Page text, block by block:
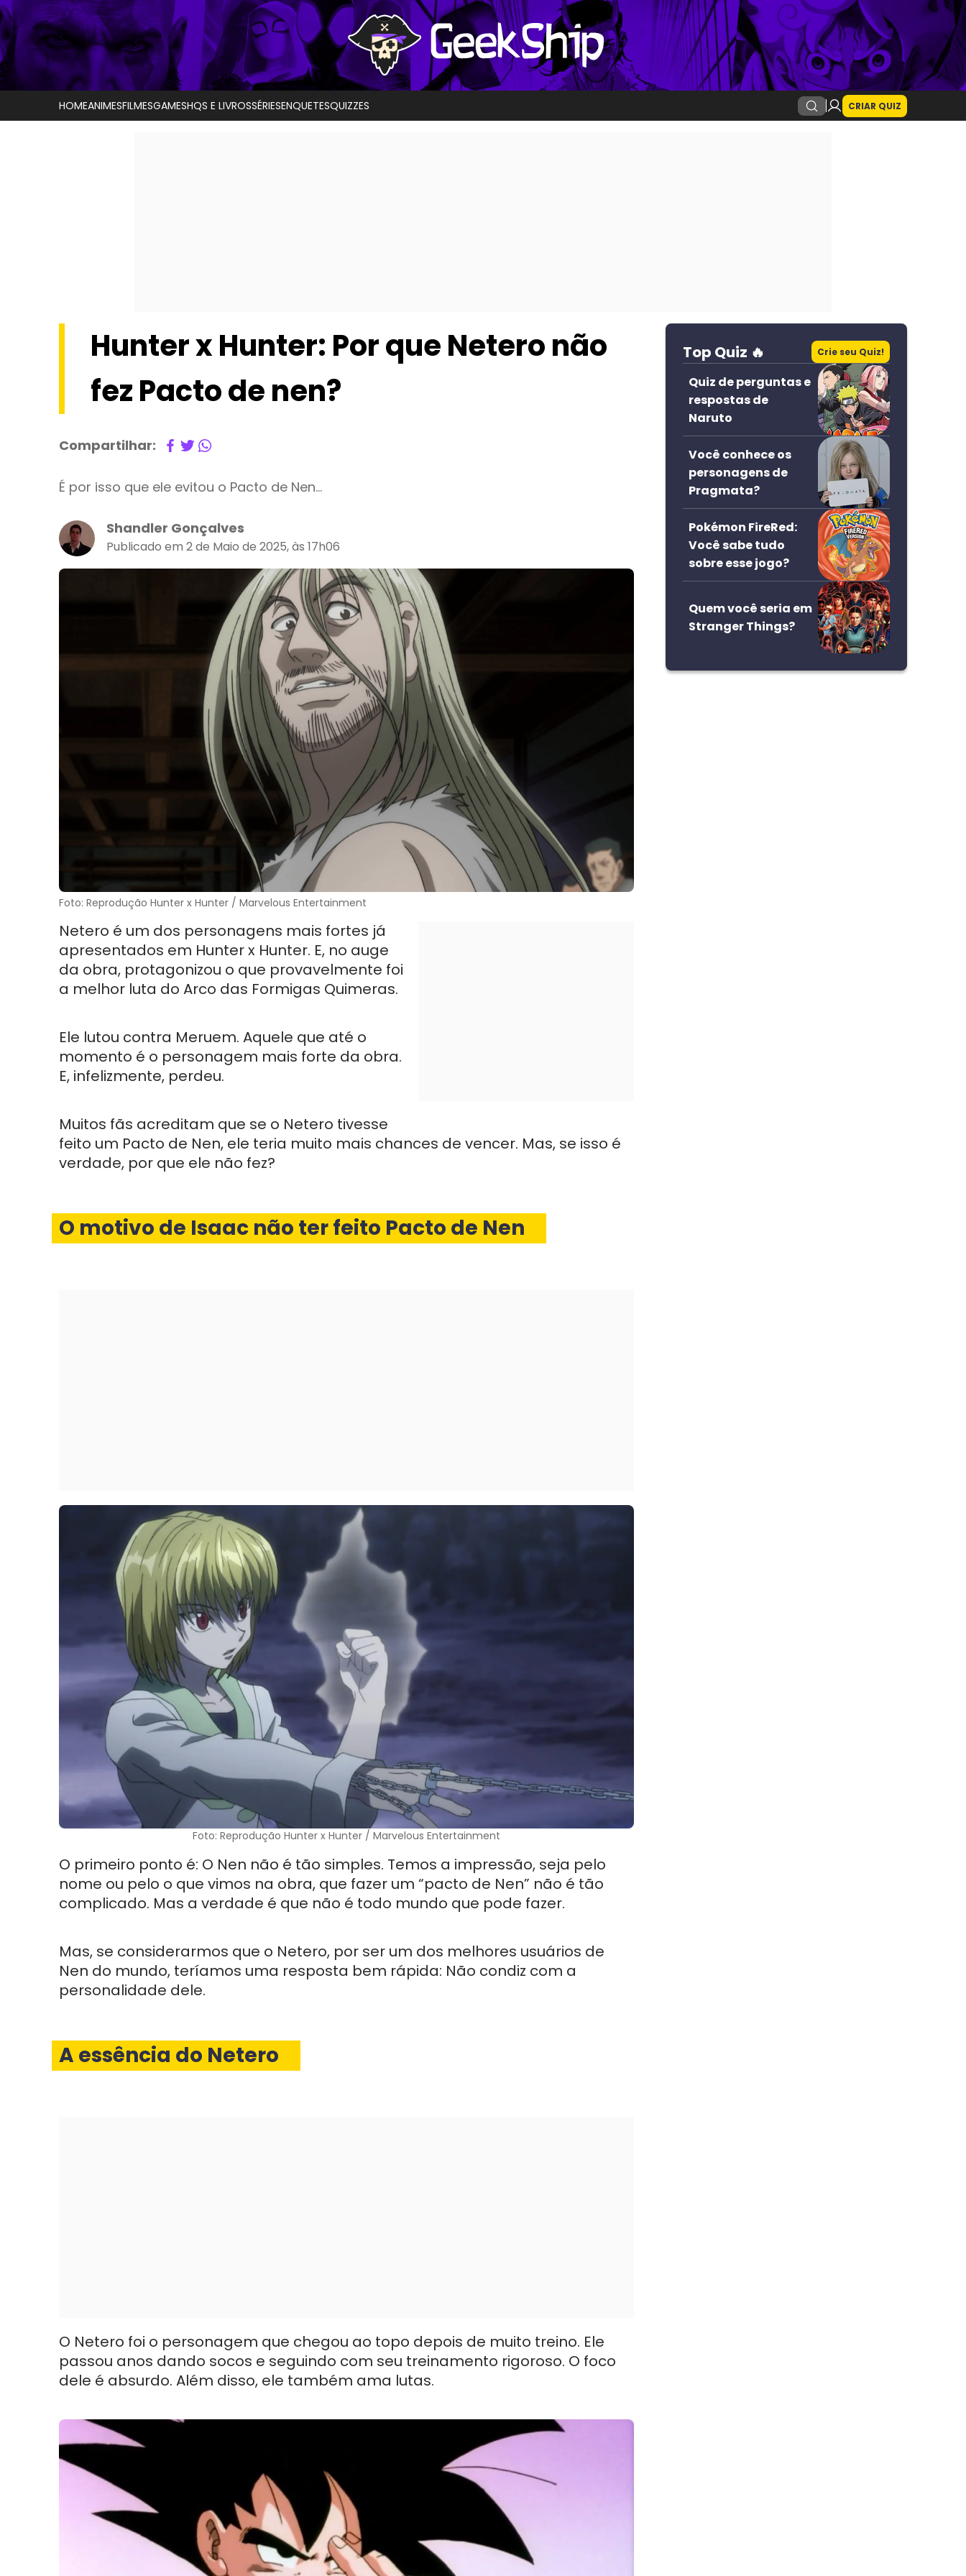
HOMEANIMESFILMESGAMESHQS E LIVROSSÉRIESENQUETESQUIZZES CRIAR QUIZ
Hunter x Hunter: Por que Netero não
fez Pacto de nen?
Compartilhar:
É por isso que ele evitou o Pacto de Nen…
Shandler Gonçalves
Publicado em 2 de Maio de 2025, às 17h06
Foto: Reprodução Hunter x Hunter / Marvelous Entertainment
Netero é um dos personagens mais fortes já
apresentados em Hunter x Hunter. E, no auge
da obra, protagonizou o que provavelmente foi
a melhor luta do Arco das Formigas Quimeras.
Ele lutou contra Meruem. Aquele que até o
momento é o personagem mais forte da obra.
E, infelizmente, perdeu.
Muitos fãs acreditam que se o Netero tivesse
feito um Pacto de Nen, ele teria muito mais chances de vencer. Mas, se isso é
verdade, por que ele não fez?
O motivo de Isaac não ter feito Pacto de Nen
Foto: Reprodução Hunter x Hunter / Marvelous Entertainment
O primeiro ponto é: O Nen não é tão simples. Temos a impressão, seja pelo
nome ou pelo o que vimos na obra, que fazer um “pacto de Nen” não é tão
complicado. Mas a verdade é que não é todo mundo que pode fazer.
Mas, se considerarmos que o Netero, por ser um dos melhores usuários de
Nen do mundo, teríamos uma resposta bem rápida: Não condiz com a
personalidade dele.
A essência do Netero
O Netero foi o personagem que chegou ao topo depois de muito treino. Ele
passou anos dando socos e seguindo com seu treinamento rigoroso. O foco
dele é absurdo. Além disso, ele também ama lutas.
Top Quiz 🔥 Crie seu Quiz!
Quiz de perguntas e
respostas de
Naruto
Você conhece os
personagens de
Pragmata?
Pokémon FireRed:
Você sabe tudo
sobre esse jogo?
Quem você seria em
Stranger Things?